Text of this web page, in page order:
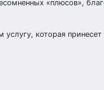
«плюсов»,
которая